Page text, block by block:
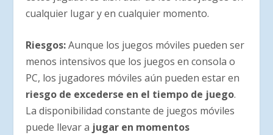
cualquier lugar y en cualquier momento.
Riesgos:Aunque los juegos móviles pueden ser
menos intensivos que los juegos en consola o
PC, los jugadores móviles aún pueden estar en
riesgo de excederse en el tiempo de juego.
La disponibilidad constante de juegos móviles
puede llevar a jugar en momentos